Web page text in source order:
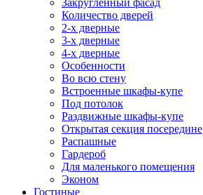
Закругленный фасад
Количество дверей
2-х дверные
3-х дверные
4-х дверные
Особенности
Во всю стену
Встроенные шкафы-купе
Под потолок
Раздвижные шкафы-купе
Открытая секция посередине
Распашные
Гардероб
Для маленького помещения
Эконом
Гостиные